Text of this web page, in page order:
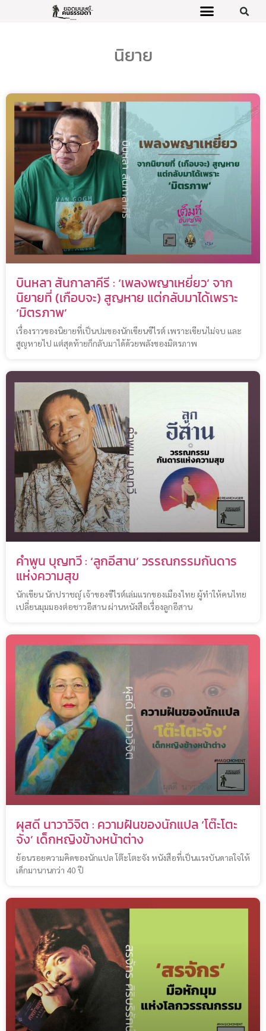
นิยาย
บินหลา สันกาลาคีรี : ‘เพลงพญาเหยี่ยว’ จาก
นิยายที่ (เกือบจะ) สูญหาย แต่กลับมาได้เพราะ
‘มิตรภาพ’
เรื่องราวของนิยายที่เป็นปมของนักเขียนซีไรต์ เพราะเขียนไม่จบ และ
สูญหายไป แต่สุดท้ายก็กลับมาได้ด้วยพลังของมิตรภาพ
คำพูน บุญทวี : ‘ลูกอีสาน’ วรรณกรรมกันดาร
แห่งความสุข
นักเขียน นักปราชญ์ เจ้าของซีไรต์เล่มแรกของเมืองไทย ผู้ทำให้คนไทย
เปลี่ยนมุมมองต่อชาวอีสาน ผ่านหนังสือเรื่องลูกอีสาน
ผุสดี นาวาวิจิต : ความฝันของนักแปล ‘โต๊ะโตะ
จัง’ เด็กหญิงข้างหน้าต่าง
ย้อนรอยความคิดของนักแปล โต๊ะโตะจัง หนังสือที่เป็นแรงบันดาลใจให้
เด็กมานานกว่า 40 ปี